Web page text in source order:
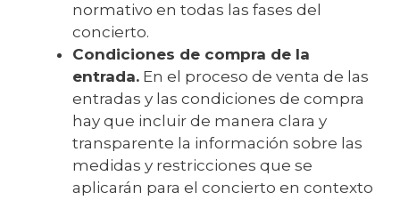
normativo en todas las fases del
concierto.
Condiciones de compra de la
entrada. En el proceso de venta de las
entradas y las condiciones de compra
hay que incluir de manera clara y
transparente la información sobre las
medidas y restricciones que se
aplicarán para el concierto en contexto